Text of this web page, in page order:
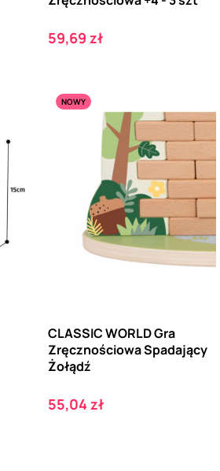
Cena
59,69 zł
NOWY
CLASSIC WORLD Gra
Zręcznościowa Spadający
Żołądź
Cena
55,04 zł